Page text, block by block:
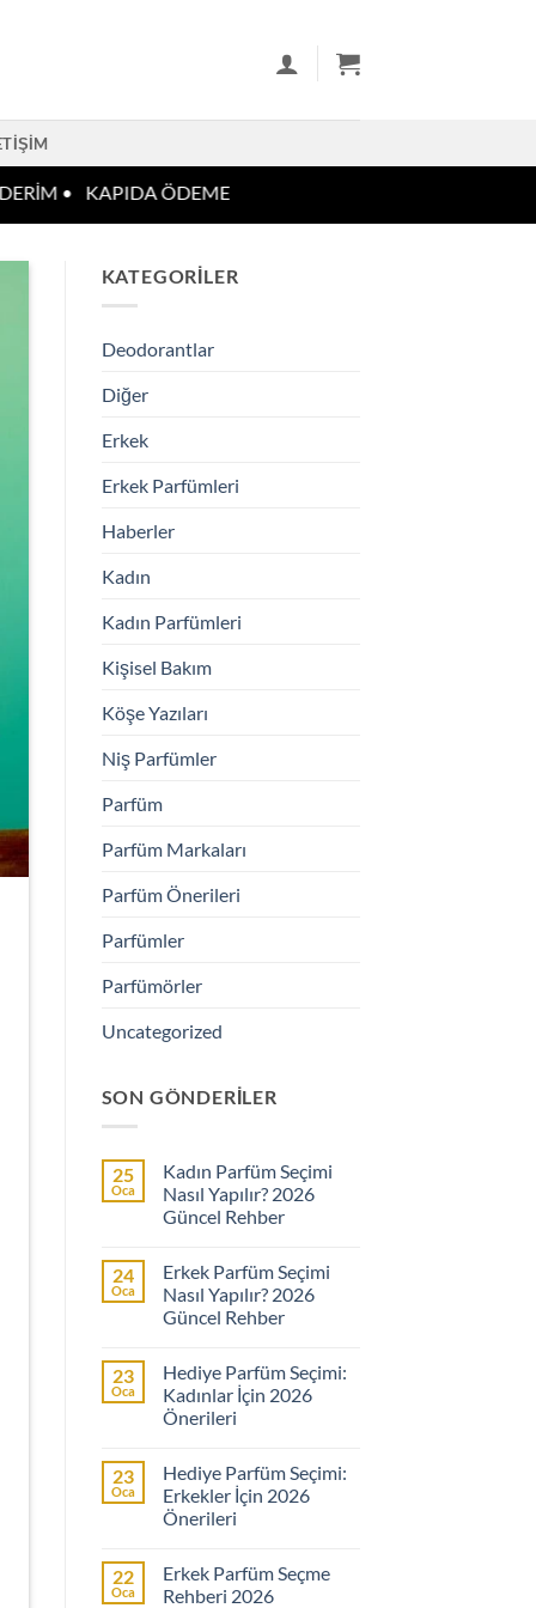
• KAPIDA ÖDEME
KATEGORILER
Deodorantlar
Diğer
Erkek
Erkek Parfümleri
Haberler
Kadın
Kadın Parfümleri
Kişisel Bakım
Köşe Yazıları
Niş Parfümler
Parfüm
Parfüm Markaları
Parfüm Önerileri
Parfümler
Parfümörler
Uncategorized
SON GÖNDERILER
25
Oca
Kadın Parfüm Seçimi
Nasıl Yapılır? 2026
Güncel Rehber
Kadın
Parfüm
Seçimi
Nasıl
Güncel
Rehber
24
Oca
Erkek Parfüm Seçimi
Nasıl Yapılır? 2026
Güncel Rehber
Erkek
Parfüm
Seçimi
Nasıl
Güncel
Rehber
23
Oca
Hediye Parfüm Seçimi:
Kadınlar İçin 2026
Önerileri
Hediye
Parfüm
Seçimi:
Kadınlar
Önerileri
23
Oca
Hediye Parfüm Seçimi:
Erkekler İçin 2026
Önerileri
Hediye
Parfüm
Seçimi:
22
Oca
Erkek Parfüm Seçme
Rehberi 2026